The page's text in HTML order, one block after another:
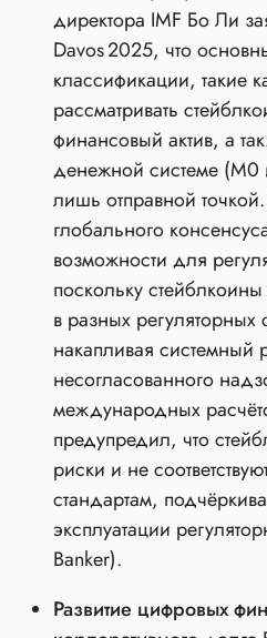
директора IMF Бо Ли
Davos 2025, что
классификации, такие
рассматривать
финансовый актив, а
денежной системе (M0
лишь отправной
глобального
возможности для
поскольку
в разных
накапливая системный
несогласованного
международных
предупредил, что
риски и не
стандартам,
эксплуатации
Banker).
Развитие цифровых